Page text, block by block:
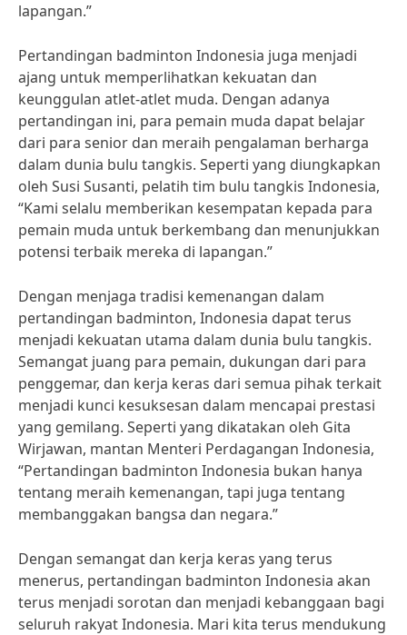
lapangan.”
Pertandingan badminton Indonesia juga menjadi
ajang untuk memperlihatkan kekuatan dan
keunggulan atlet-atlet muda. Dengan adanya
pertandingan ini, para pemain muda dapat belajar
dari para senior dan meraih pengalaman berharga
dalam dunia bulu tangkis. Seperti yang diungkapkan
oleh Susi Susanti, pelatih tim bulu tangkis Indonesia,
“Kami selalu memberikan kesempatan kepada para
pemain muda untuk berkembang dan menunjukkan
potensi terbaik mereka di lapangan.”
Dengan menjaga tradisi kemenangan dalam
pertandingan badminton, Indonesia dapat terus
menjadi kekuatan utama dalam dunia bulu tangkis.
Semangat juang para pemain, dukungan dari para
penggemar, dan kerja keras dari semua pihak terkait
menjadi kunci kesuksesan dalam mencapai prestasi
yang gemilang. Seperti yang dikatakan oleh Gita
Wirjawan, mantan Menteri Perdagangan Indonesia,
“Pertandingan badminton Indonesia bukan hanya
tentang meraih kemenangan, tapi juga tentang
membanggakan bangsa dan negara.”
Dengan semangat dan kerja keras yang terus
menerus, pertandingan badminton Indonesia akan
terus menjadi sorotan dan menjadi kebanggaan bagi
seluruh rakyat Indonesia. Mari kita terus mendukung